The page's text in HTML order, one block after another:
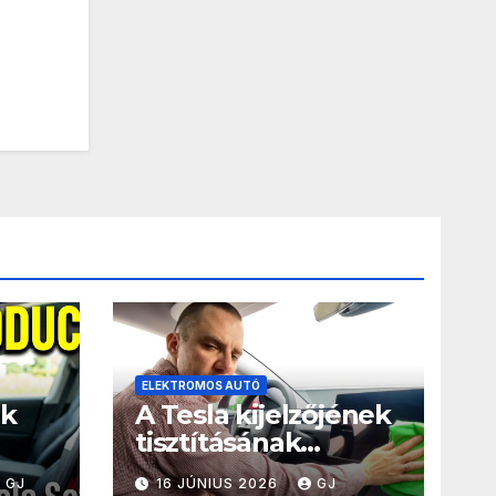
GJ
ELEKTROMOS AUTÓ
A Tesla kijelzőjének
tisztításának
legjobb módja a
16 JÚNIUS 2026 GJ